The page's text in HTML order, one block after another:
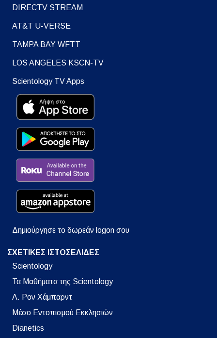
DIRECTV STREAM
AT&T U-VERSE
TAMPA BAY WFTT
LOS ANGELES KSCN-TV
Scientology TV Apps
Δημιούργησε το δωρεάν logon σου
ΣΧΕΤΙΚΕΣ ΙΣΤΟΣΕΛΙΔΕΣ
Scientology
Τα Μαθήματα της Scientology
Λ. Ρον Χάμπαρντ
Μέσο Εντοπισμού Εκκλησιών
Dianetics